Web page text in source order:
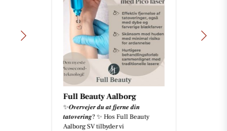
Full Beauty Aalborg
✨𝑶𝒗𝒆𝒓𝒗𝒆𝒋𝒆𝒓 𝒅𝒖 𝒂𝒕 𝒇𝒋𝒆𝒓𝒏𝒆 𝒅𝒊𝒏
𝒕𝒂𝒕𝒐𝒗𝒆𝒓𝒊𝒏𝒈? ✨ Hos Full Beauty
Aalborg SV tilbyder vi